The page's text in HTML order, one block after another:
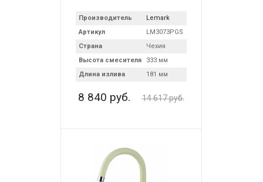
Производитель
Lemark
Артикул
LM3073PGS
Страна
Чехия
Высота смесителя
333 мм
Длина излива
181 мм
8 840 руб. 14 617 руб.